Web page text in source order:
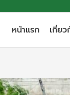
หน้าแรก เกี่ยว